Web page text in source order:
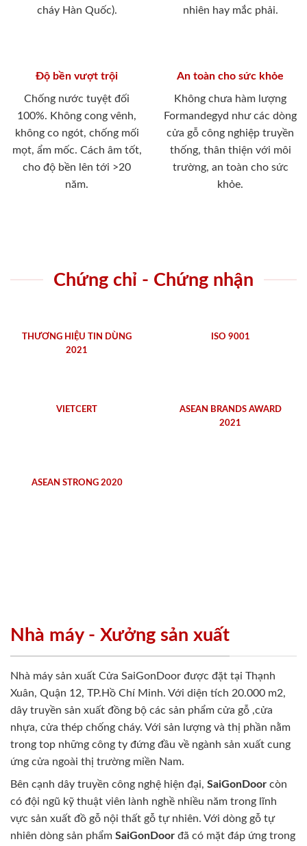
cháy Hàn Quốc).
nhiên hay mắc phải.
Độ bền vượt trội
Chống nước tuyệt đối
100%. Không cong vênh,
không co ngót, chống mối
mọt, ẩm mốc. Cách âm tốt,
cho độ bền lên tới >20
năm.
An toàn cho sức khỏe
Không chưa hàm lượng
Formandegyd như các dòng
cửa gỗ công nghiệp truyền
thống, thân thiện với môi
trường, an toàn cho sức
khỏe.
Chứng chỉ - Chứng nhận
THƯƠNG HIỆU TIN DÙNG
2021
ISO 9001
VIETCERT
ASEAN BRANDS AWARD
2021
ASEAN STRONG 2020
Nhà máy - Xưởng sản xuất
Nhà máy sản xuất Cửa SaiGonDoor được đặt tại Thạnh
Xuân, Quận 12, TP.Hồ Chí Minh. Với diện tích 20.000 m2,
dây truyền sản xuất đồng bộ các sản phẩm cửa gỗ ,cửa
nhựa, cửa thép chống cháy. Với sản lượng và thị phần nằm
trong top những công ty đứng đầu về ngành sản xuất cung
ứng cửa ngoài thị trường miền Nam.
Bên cạnh dây truyền công nghệ hiện đại, SaiGonDoor còn
có đội ngũ kỹ thuật viên lành nghề nhiều năm trong lĩnh
vực sản xuất đồ gỗ nội thất gỗ tự nhiên. Với dòng gỗ tự
nhiên dòng sản phẩm SaiGonDoor đã có mặt đáp ứng trong